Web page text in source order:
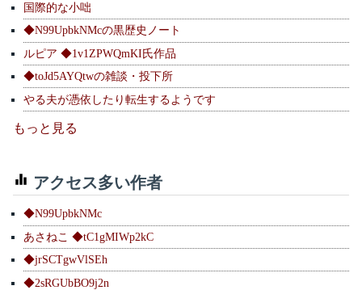
国際的な小咄
◆N99UpbkNMcの黒歴史ノート
ルピア ◆1v1ZPWQmKI氏作品
◆toJd5AYQtwの雑談・投下所
やる夫が憑依したり転生するようです
もっと見る
アクセス多い作者
◆N99UpbkNMc
あさねこ ◆tC1gMIWp2kC
◆jrSCTgwVlSEh
◆2sRGUbBO9j2n